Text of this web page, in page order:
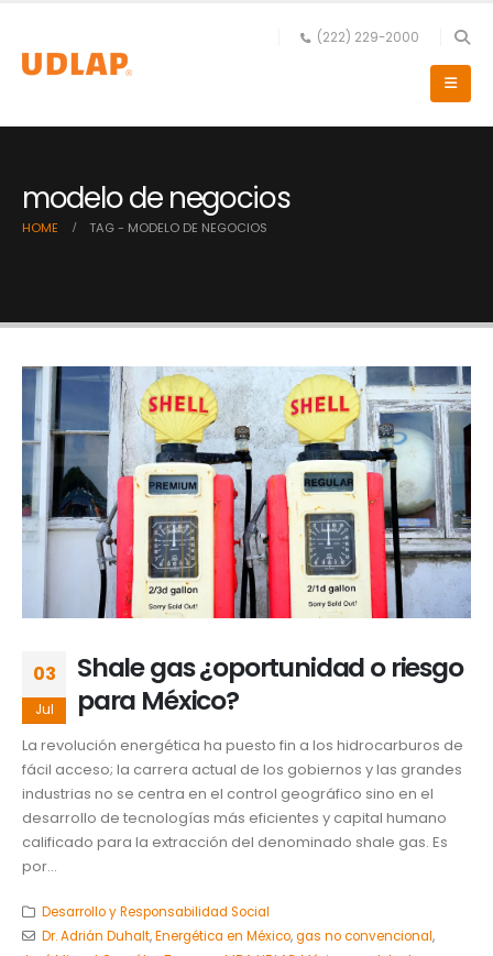
(222) 229-2000
modelo de negocios
HOME TAG - MODELO DE NEGOCIOS
03
Jul
Shale gas ¿oportunidad o riesgo
para México?
La revolución energética ha puesto fin a los hidrocarburos de
fácil acceso; la carrera actual de los gobiernos y las grandes
industrias no se centra en el control geográfico sino en el
desarrollo de tecnologías más eficientes y capital humano
calificado para la extracción del denominado shale gas. Es
por...
Desarrollo y Responsabilidad Social
Dr. Adrián Duhalt,Energética en México,gas no convencional,